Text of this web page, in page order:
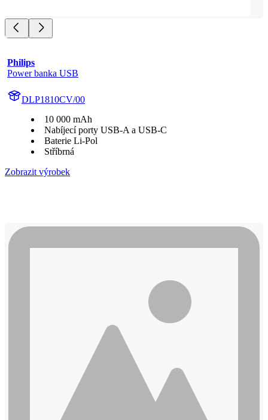
Philips
Power banka USB
DLP1810CV/00
10 000 mAh
Nabíjecí porty USB-A a USB-C
Baterie Li-Pol
Stříbrná
Zobrazit výrobek